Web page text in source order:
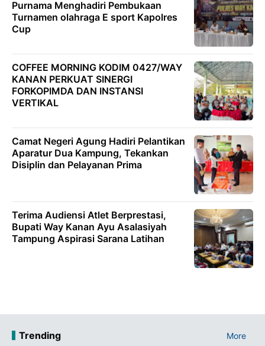
Purnama Menghadiri Pembukaan
Turnamen olahraga E sport Kapolres
Cup
COFFEE MORNING KODIM 0427/WAY
KANAN PERKUAT SINERGI
FORKOPIMDA DAN INSTANSI
VERTIKAL
Camat Negeri Agung Hadiri Pelantikan
Aparatur Dua Kampung, Tekankan
Disiplin dan Pelayanan Prima
Terima Audiensi Atlet Berprestasi,
Bupati Way Kanan Ayu Asalasiyah
Tampung Aspirasi Sarana Latihan
Trending More